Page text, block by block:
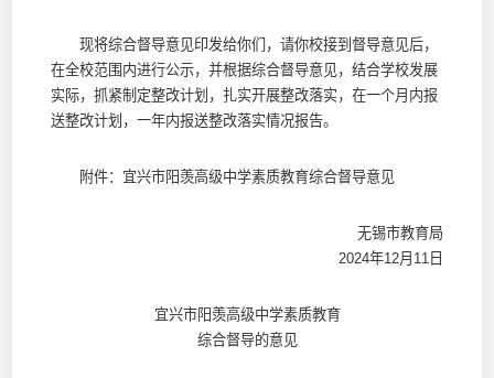
现将综合督导意见印发给你们，请你校接到督导意见后，
在全校范围内进行公示，并根据综合督导意见，结合学校发展
实际，抓紧制定整改计划，扎实开展整改落实，在一个月内报
送整改计划，一年内报送整改落实情况报告。
附件：宜兴市阳羡高级中学素质教育综合督导意见
无锡市教育局
2024年12月11日
宜兴市阳羡高级中学素质教育
综合督导的意见